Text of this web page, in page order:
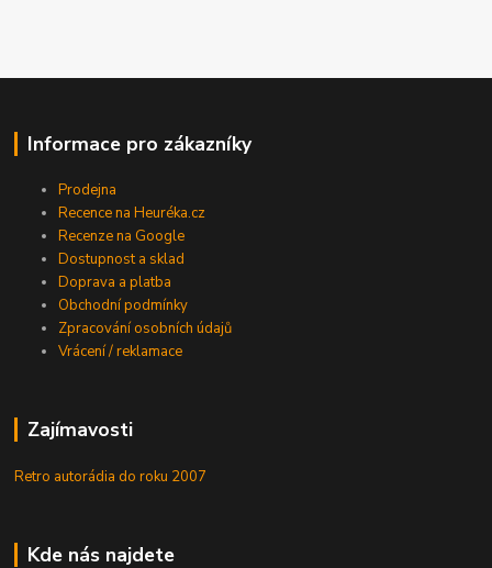
Informace pro zákazníky
Prodejna
Recence na Heuréka.cz
Recenze na Google
Dostupnost a sklad
Doprava a platba
Obchodní podmínky
Zpracování osobních údajů
Vrácení / reklamace
Zajímavosti
Retro autorádia do roku 2007
Kde nás najdete